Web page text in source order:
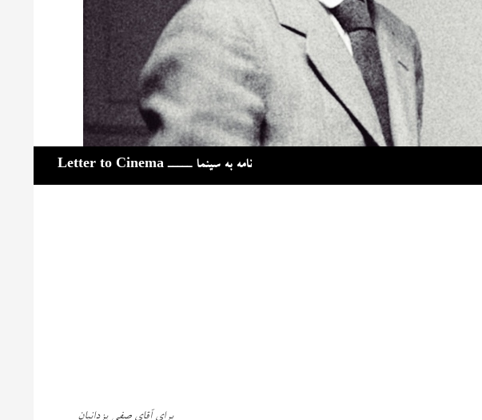
نامه به سینما ـــــ Letter to Cinema
برای آقای صفی یزدانیان